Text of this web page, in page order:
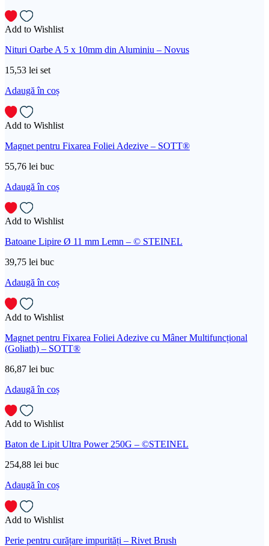
Add to Wishlist
Nituri Oarbe A 5 x 10mm din Aluminiu – Novus
15,53 lei set
Adaugă în coș
Add to Wishlist
Magnet pentru Fixarea Foliei Adezive – SOTT®
55,76 lei buc
Adaugă în coș
Add to Wishlist
Batoane Lipire Ø 11 mm Lemn – © STEINEL
39,75 lei buc
Adaugă în coș
Add to Wishlist
Magnet pentru Fixarea Foliei Adezive cu Mâner Multifuncțional
(Goliath) – SOTT®
86,87 lei buc
Adaugă în coș
Add to Wishlist
Baton de Lipit Ultra Power 250G – ©STEINEL
254,88 lei buc
Adaugă în coș
Add to Wishlist
Perie pentru curățare impurități – Rivet Brush